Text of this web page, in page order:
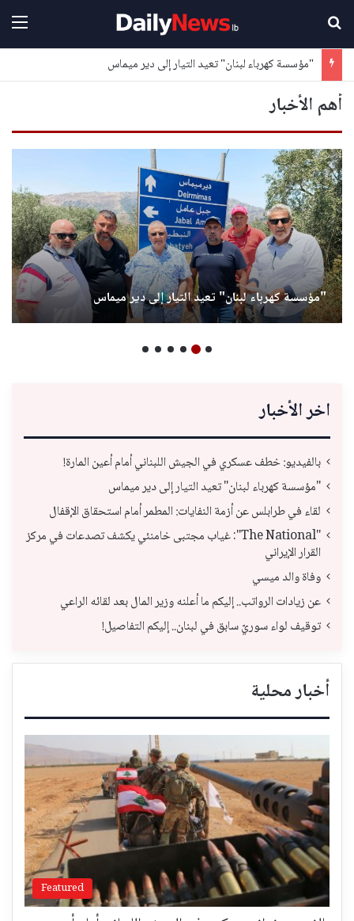
"مؤسسة كهرباء لبنان" تعيد التيار إلى دير ميماس
أهم الأخبار
"مؤسسة كهرباء لبنان" تعيد التيار إلى دير ميماس
اخر الأخبار
بالفيديو: خطف عسكري في الجيش اللبناني أمام أعين المارة!
"مؤسسة كهرباء لبنان" تعيد التيار إلى دير ميماس
لقاء في طرابلس عن أزمة النفايات: المطمر أمام استحقاق الإقفال
"The National": غياب مجتبى خامنئي يكشف تصدعات في مركز
القرار الإيراني
وفاة والد ميسي
عن زيادات الرواتب.. إليكم ما أعلنه وزير المال بعد لقائه الراعي
توقيف لواء سوريّ سابق في لبنان.. إليكم التفاصيل!
أخبار محلية
Featured